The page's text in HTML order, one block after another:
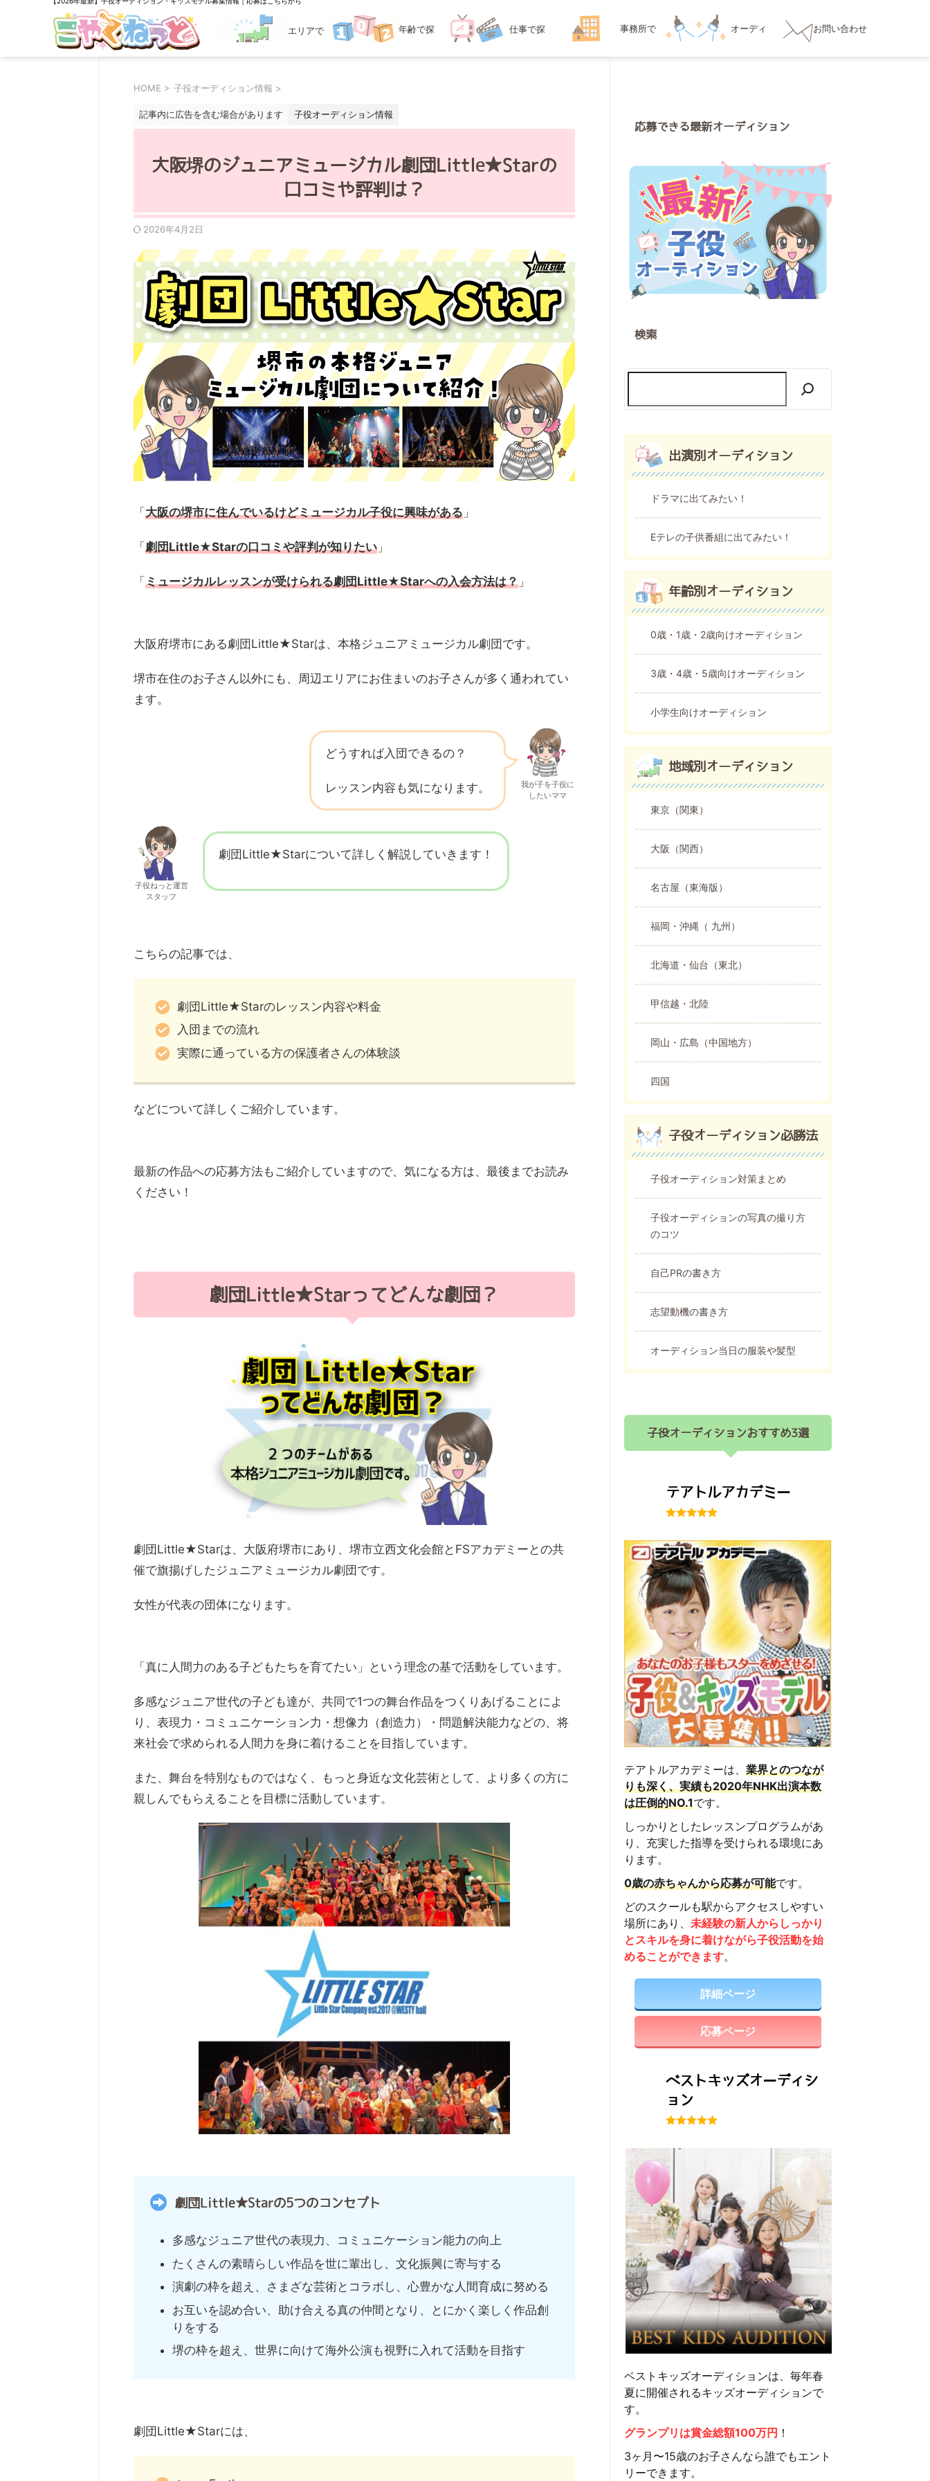
エリアで
探す
年齢で探
す
仕事で探
す
事務所で
探す
オーディ
ション対策
お問い合わせ
HOME > 子役オーディション情報 >
記事内に広告を含む場合があります 子役オーディション情報
大阪堺のジュニアミュージカル劇団Little★Starの
口コミや評判は？
2026年4月2日
「大阪の堺市に住んでいるけどミュージカル子役に興味がある 」
「劇団Little★Starの口コミや評判が知りたい 」
「ミュージカルレッスンが受けられる劇団Little★Starへの入会方法は？ 」
大阪府堺市にある劇団Little★Starは、本格ジュニアミュージカル劇団です。
堺市在住のお子さん以外にも、周辺エリアにお住まいのお子さんが多く通われてい
ます。
どうすれば入団できるの？
レッスン内容も気になります。
我が子を子役に
したいママ
子役ねっと運営
スタッフ
劇団Little★Starについて詳しく解説していきます！
こちらの記事では、
劇団Little★Starのレッスン内容や料金
入団までの流れ
実際に通っている方の保護者さんの体験談
などについて詳しくご紹介しています。
最新の作品への応募方法もご紹介していますので、気になる方は、最後までお読み
ください！
劇団Little★Starってどんな劇団？
劇団Little★Starは、大阪府堺市にあり、堺市立西文化会館とFSアカデミーとの共
催で旗揚げしたジュニアミュージカル劇団です。
女性が代表の団体になります。
「真に人間力のある子どもたちを育てたい」という理念の基で活動をしています。
多感なジュニア世代の子ども達が、共同で1つの舞台作品をつくりあげることによ
り、表現力・コミュニケーション力・想像力（創造力）・問題解決能力などの、将
来社会で求められる人間力を身に着けることを目指しています。
また、舞台を特別なものではなく、もっと身近な文化芸術として、より多くの方に
親しんでもらえることを目標に活動しています。
劇団Little★Starの5つのコンセプト
多感なジュニア世代の表現力、コミュニケーション能力の向上
たくさんの素晴らしい作品を世に輩出し、文化振興に寄与する
演劇の枠を超え、さまざな芸術とコラボし、心豊かな人間育成に努める
お互いを認め合い、助け合える真の仲間となり、とにかく楽しく作品創
りをする
堺の枠を超え、世界に向けて海外公演も視野に入れて活動を目指す
劇団Little★Starには、
応募できる最新オーディション
検索
出演別オーディション
ドラマに出てみたい！
Eテレの子供番組に出てみたい！
年齢別オーディション
0歳・1歳・2歳向けオーディション
3歳・4歳・5歳向けオーディション
小学生向けオーディション
地域別オーディション
東京（関東）
大阪（関西）
名古屋（東海版）
福岡・沖縄（ 九州）
北海道・仙台（東北）
甲信越・北陸
岡山・広島（中国地方）
四国
子役オーディション必勝法
子役オーディション対策まとめ
子役オーディションの写真の撮り方
のコツ
自己PRの書き方
志望動機の書き方
オーディション当日の服装や髪型
子役オーディションおすすめ3選
テアトルアカデミー
テアトルアカデミーは、 業界とのつなが
りも深く、実績も2020年NHK出演本数
は圧倒的NO.1です。
しっかりとしたレッスンプログラムがあ
り、充実した指導を受けられる環境にあ
ります。
0歳の赤ちゃんから応募が可能です。
どのスクールも駅からアクセスしやすい
場所にあり、 未経験の新人からしっかり
とスキルを身に着けながら子役活動を始
めることができます。
詳細ページ
応募ページ
ベストキッズオーディシ
ョン
ベストキッズオーディションは、毎年春
夏に開催されるキッズオーディションで
す。
グランプリは賞金総額100万円 ！
3ヶ月〜15歳のお子さんなら誰でもエント
リーできます。